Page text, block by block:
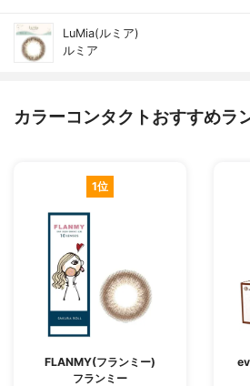
LuMia(ルミア)
ルミア
カラーコンタクトおすすめラ
1位
FLANMY(フランミー)
フランミー